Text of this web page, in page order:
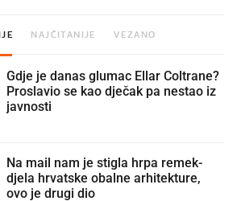
NAJČITANIJE VEZANO
Gdje je danas glumac Ellar Coltrane?
Proslavio se kao dječak pa nestao iz
javnosti
Na mail nam je stigla hrpa remek-
djela hrvatske obalne arhitekture,
ovo je drugi dio